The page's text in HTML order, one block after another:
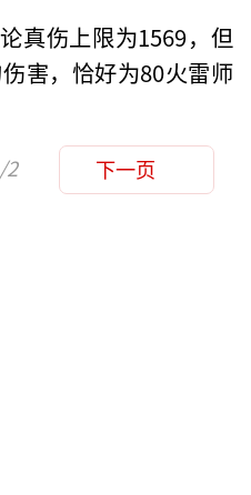
真伤上限为1569，但
害，恰好为80火雷师
下一页